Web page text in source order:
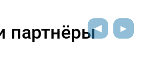
партнёры